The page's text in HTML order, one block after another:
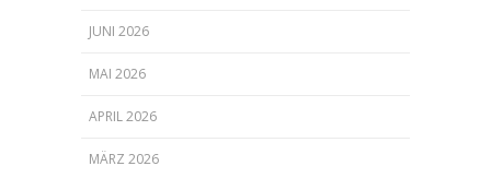
JUNI 2026
MAI 2026
APRIL 2026
MÄRZ 2026